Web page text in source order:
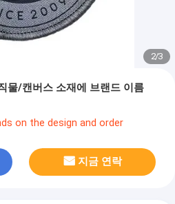
2/3
물/캔버스 소재에 브랜드 이름
on the design and order
지금 연락